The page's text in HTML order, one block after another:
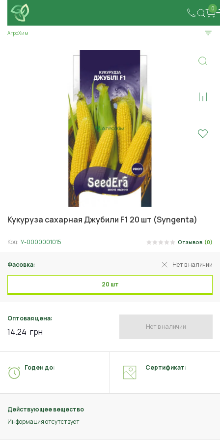
0
АгроХим
Кукуруза сахарная Джубили F1 20 шт (Syngenta)
Код: У-0000001015 Отзывов (0)
Фасовка: Нет в наличии
20 шт
Оптовая цена:
14.24 грн Нет в наличии
Действующее вещество
Информация отсутствует
Годен до: Сертификат: